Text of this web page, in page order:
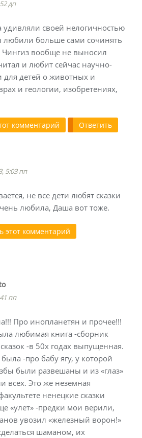
дп
удивляли своей нелогичностью
любили больше сами сочинять
вообще не выносил
и любит сейчас научно-
для детей о животных и
и геологии, изобретениях,
комментарий Ответить
5:03 пп
не все дети любят сказки
любила, Даша вот тоже.
этот комментарий
пп
Про инопланетян и прочее!!!
любимая книга -сборник
-в 50х годах выпущенная.
была -про бабу ягу, у которой
были развешаны и из «глаз»
всех. Это же неземная
ненецкие сказки
«улет» -предки мои верили,
увозил «железный ворон!»
шаманом, их